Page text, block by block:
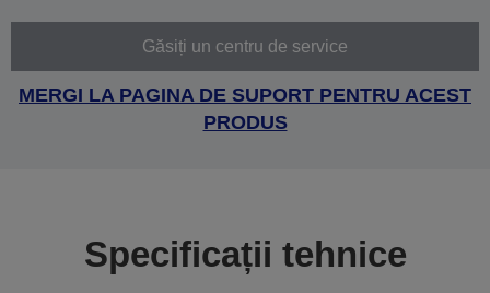
Găsiți un centru de service
MERGI LA PAGINA DE SUPORT PENTRU ACEST
PRODUS
Specificații tehnice